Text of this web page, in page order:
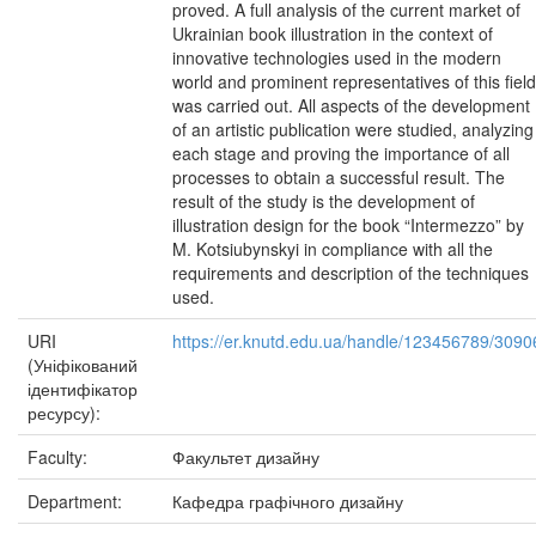
proved. A full analysis of the current market of
Ukrainian book illustration in the context of
innovative technologies used in the modern
world and prominent representatives of this field
was carried out. All aspects of the development
of an artistic publication were studied, analyzing
each stage and proving the importance of all
processes to obtain a successful result. The
result of the study is the development of
illustration design for the book “Intermezzo” by
M. Kotsiubynskyi in compliance with all the
requirements and description of the techniques
used.
URI
(Уніфікований
ідентифікатор
ресурсу):
https://er.knutd.edu.ua/handle/123456789/
Faculty:
Факультет дизайну
Department:
Кафедра графічного дизайну